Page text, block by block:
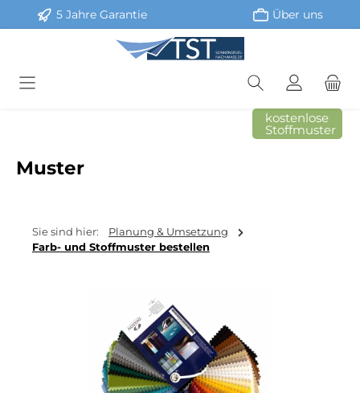
Zum Hauptinhalt springen
5 Jahre Garantie Über uns
kostenlose
Stoffmuster
Muster
Sie sind hier:
Planung & Umsetzung
Farb- und Stoffmuster bestellen